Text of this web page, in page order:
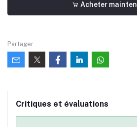
Acheter
Partager
Critiques et évaluations